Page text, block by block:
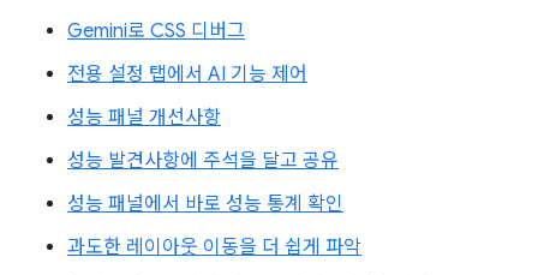
Gemini로 CSS 디버그
전용 설정 탭에서 AI 기능 제어
성능 패널 개선사항
성능 발견사항에 주석을 달고 공유
성능 패널에서 바로 성능 통계 확인
과도한 레이아웃 이동을 더 쉽게 파악